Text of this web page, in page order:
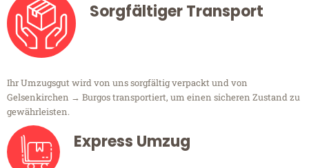
Sorgfältiger Transport
Ihr Umzugsgut wird von uns sorgfältig verpackt und von
Gelsenkirchen → Burgos transportiert, um einen sicheren Zustand zu
gewährleisten.
Express Umzug